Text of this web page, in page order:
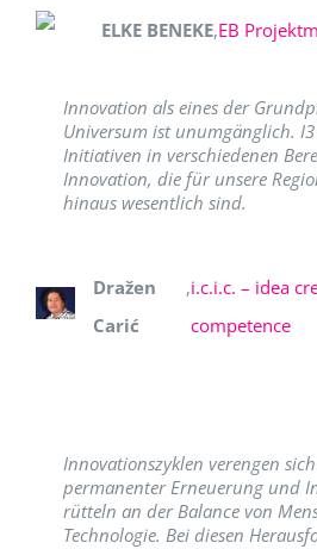
ELKE BENEKE,EB
Innovation als eines der
Universum ist unumgänglich.
Initiativen in verschiedenen
Innovation, die für unsere
hinaus wesentlich sind.
Dražen
Carić
,i.c.i.c. – idea
competence
Innovationszyklen verengen
permanenter Erneuerung und
rütteln an der Balance von
Technologie. Bei diesen